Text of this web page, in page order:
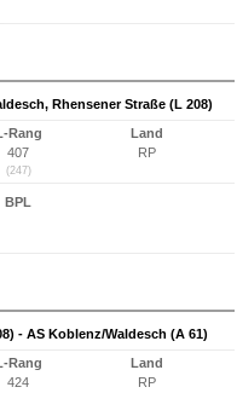
Rhensener Straße (L 208)
L-Rang
407
(247)
Land
RP
BPL
- AS Koblenz/Waldesch (A 61)
L-Rang
424
Land
RP